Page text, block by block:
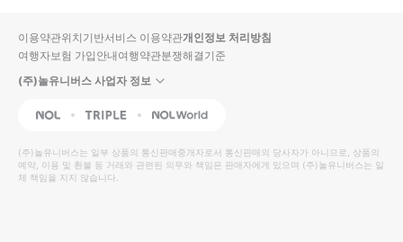
입니
다.
높
은
순
동
영
상
순
상
이용약관위치기반서비스 이용약관개인정보 처리방침
여행자보험 가입안내여행약관분쟁해결기준
(주)놀유니버스 사업자 정보
NOL Triple Interpark Global
(주)놀유니버스는 일부 상품의 통신판매중개자로서 통신판매의 당사자가 아니므로, 상품의
예약, 이용 및 환불 등 거래와 관련된 의무와 책임은 판매자에게 있으며 (주)놀유니버스는 일
체 책임을 지지 않습니다.